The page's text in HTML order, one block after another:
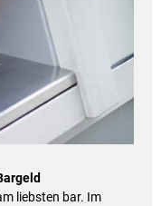
liebsten bar. Im